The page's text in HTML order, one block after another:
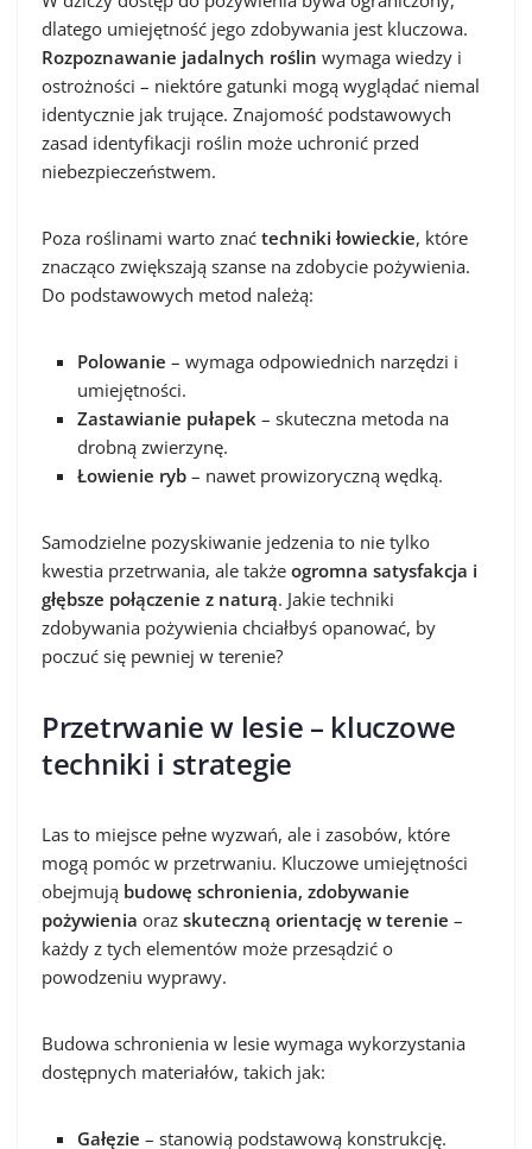
dlatego umiejętność jego zdobywania jest kluczowa.
Rozpoznawanie jadalnych roślin wymaga wiedzy i
ostrożności – niektóre gatunki mogą wyglądać niemal
identycznie jak trujące. Znajomość podstawowych
zasad identyfikacji roślin może uchronić przed
niebezpieczeństwem.
Poza roślinami warto znać techniki łowieckie, które
znacząco zwiększają szanse na zdobycie pożywienia.
Do podstawowych metod należą:
Polowanie – wymaga odpowiednich narzędzi i
umiejętności.
Zastawianie pułapek – skuteczna metoda na
drobną zwierzynę.
Łowienie ryb – nawet prowizoryczną wędką.
Samodzielne pozyskiwanie jedzenia to nie tylko
kwestia przetrwania, ale także ogromna satysfakcja i
głębsze połączenie z naturą. Jakie techniki
zdobywania pożywienia chciałbyś opanować, by
poczuć się pewniej w terenie?
Przetrwanie w lesie – kluczowe
techniki i strategie
Las to miejsce pełne wyzwań, ale i zasobów, które
mogą pomóc w przetrwaniu. Kluczowe umiejętności
obejmują budowę schronienia, zdobywanie
pożywienia oraz skuteczną orientację w terenie –
każdy z tych elementów może przesądzić o
powodzeniu wyprawy.
Budowa schronienia w lesie wymaga wykorzystania
dostępnych materiałów, takich jak:
Gałęzie – stanowią podstawową konstrukcję.